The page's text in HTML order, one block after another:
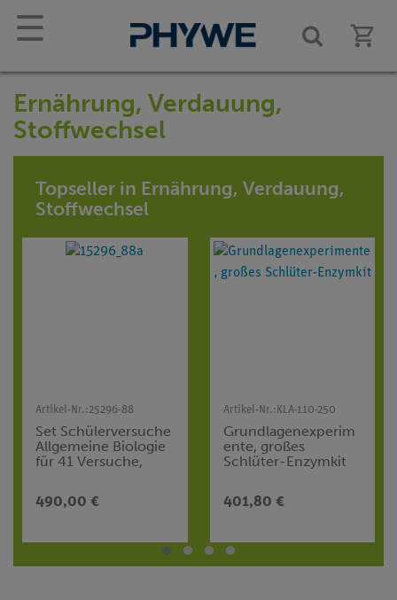
☰
Ernährung, Verdauung,
Stoffwechsel
Topseller in Ernährung, Verdauung,
Stoffwechsel
Artikel-Nr.:25296-88
Set Schülerversuche
Allgemeine Biologie
für 41 Versuche,
490,00 €
Artikel-Nr.: KLA-110-250
Grundlagenexperim
ente, großes
Schlüter-Enzymkit
401,80 €